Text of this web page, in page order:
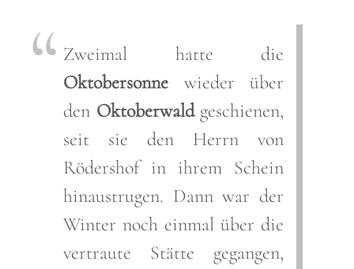
Zweimal hatte die
Oktobersonne wieder über
den Oktoberwaldgeschienen,
seit sie den Herrn von
Rödershof in ihrem Schein
hinaustrugen. Dann war der
Winter noch einmal über die
vertraute Stätte gegangen,